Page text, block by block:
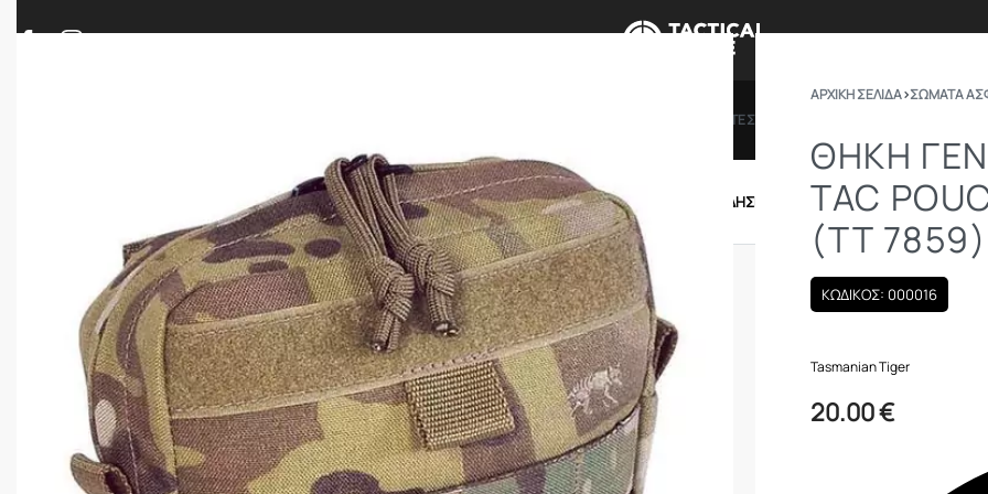
ΔΩΡΟΚΑΡΤΕΣ
ΟΠΛΑ – ΚΥΝΗΓΙ – ΣΚΟΠΟΒΟΛΗ ΑΕΡΟΒΟΛΑ – AIRSOFT ΕΝΔΥΣΗ – ΥΠΟΔΗΣΗ ΕΞΟΠΛΙΣΜΟΣ
ΑΡΧΙΚΉ ΣΕΛΊΔΑ›ΣΩΜΑΤΑ
ΘΉΚΗ
TAC
(TT 7859)
ΚΩΔΙΚΟΣ: 000016
Tasmanian Tiger
20.00€